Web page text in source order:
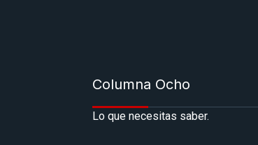
Columna Ocho
Lo que necesitas saber.